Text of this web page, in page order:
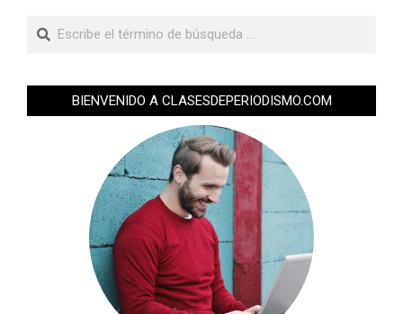
BIENVENIDO A CLASESDEPERIODISMO.COM